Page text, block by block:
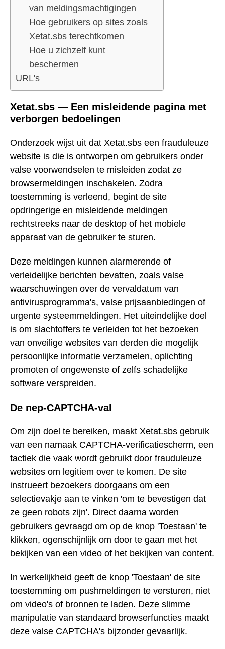
van meldingsmachtigingen
Hoe gebruikers op sites zoals
Xetat.sbs terechtkomen
Hoe u zichzelf kunt
beschermen
URL's
Xetat.sbs — Een misleidende pagina met
verborgen bedoelingen
Onderzoek wijst uit dat Xetat.sbs een frauduleuze
website is die is ontworpen om gebruikers onder
valse voorwendselen te misleiden zodat ze
browsermeldingen inschakelen. Zodra
toestemming is verleend, begint de site
opdringerige en misleidende meldingen
rechtstreeks naar de desktop of het mobiele
apparaat van de gebruiker te sturen.
Deze meldingen kunnen alarmerende of
verleidelijke berichten bevatten, zoals valse
waarschuwingen over de vervaldatum van
antivirusprogramma's, valse prijsaanbiedingen of
urgente systeemmeldingen. Het uiteindelijke doel
is om slachtoffers te verleiden tot het bezoeken
van onveilige websites van derden die mogelijk
persoonlijke informatie verzamelen, oplichting
promoten of ongewenste of zelfs schadelijke
software verspreiden.
De nep-CAPTCHA-val
Om zijn doel te bereiken, maakt Xetat.sbs gebruik
van een namaak CAPTCHA-verificatiescherm, een
tactiek die vaak wordt gebruikt door frauduleuze
websites om legitiem over te komen. De site
instrueert bezoekers doorgaans om een
selectievakje aan te vinken 'om te bevestigen dat
ze geen robots zijn'. Direct daarna worden
gebruikers gevraagd om op de knop 'Toestaan' te
klikken, ogenschijnlijk om door te gaan met het
bekijken van een video of het bekijken van content.
In werkelijkheid geeft de knop 'Toestaan' de site
toestemming om pushmeldingen te versturen, niet
om video's of bronnen te laden. Deze slimme
manipulatie van standaard browserfuncties maakt
deze valse CAPTCHA's bijzonder gevaarlijk.